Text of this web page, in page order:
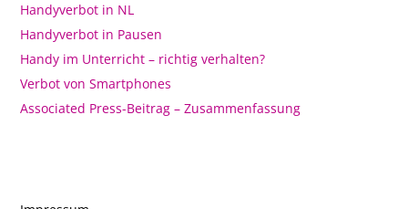
Handyverbot in NL
Handyverbot in Pausen
Handy im Unterricht – richtig verhalten?
Verbot von Smartphones
Associated Press-Beitrag – Zusammenfassung